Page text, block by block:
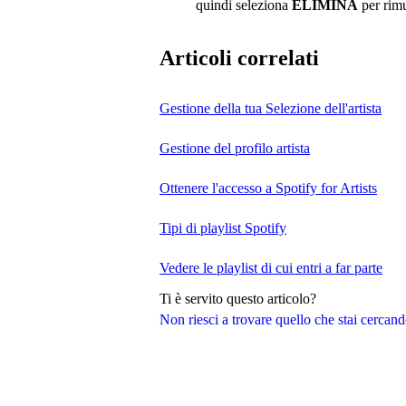
Non riesci a trovare quello che stai
quindi seleziona ELIMINA per
Articoli correlati
Gestione della tua Selezione dell'artista
Gestione del profilo artista
Ottenere l'accesso a Spotify for Artists
Tipi di playlist Spotify
Vedere le playlist di cui entri a far parte
Ti è servito questo articolo?